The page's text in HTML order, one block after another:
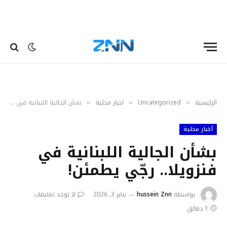
الرئيسية »
Uncategorized
» أخبار محلية » بشأن الجالية اللبنانية في فنزويلا.. رجّي يطمئن!
أخبار محلية
بشأن الجالية اللبنانية في
فنزويلا.. رجّي يطمئن!
بواسطة hussein Znn يناير 3, 2026
لا توجد تعليقات
1 دقائق